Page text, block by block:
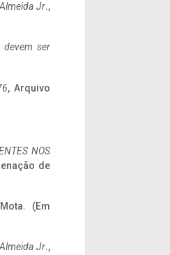
Jr.,
devem ser
, Arquivo
NOS
de
(Em
Jr.,